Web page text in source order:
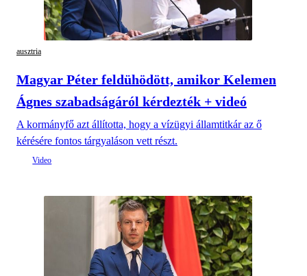
ausztria
Magyar Péter feldühödött, amikor Kelemen
Ágnes szabadságáról kérdezték + videó
A kormányfő azt állította, hogy a vízügyi államtitkár az ő
kérésére fontos tárgyaláson vett részt.